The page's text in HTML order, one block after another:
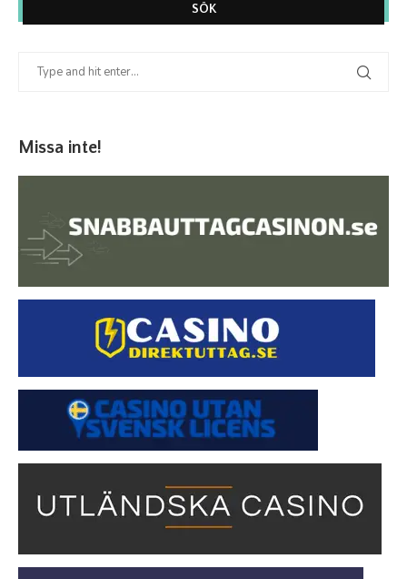
SÖK
Missa inte!